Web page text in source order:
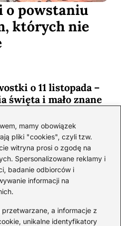
mamy obowiązek
pliki "cookies", czyli tzw.
witryna prosi o zgodę na
Spersonalizowane reklamy i
badanie odbiorców i
informacji na
a informacje z
unikalne identyfikatory
o powstaniu
których nie
o 11 listopada –
święta i mało znane
06
4 czerwca 1989
fakty
03
o 1. wojnie